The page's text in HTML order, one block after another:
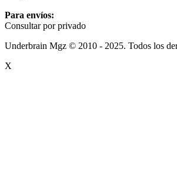
Para envíos:
Consultar por privado
Underbrain Mgz © 2010 - 2025. Todos los
X